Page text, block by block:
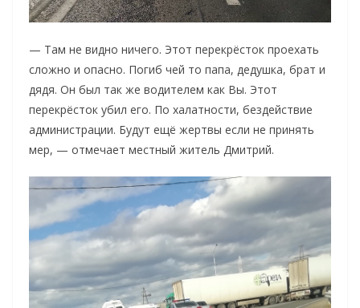
— Там не видно ничего. Этот перекрёсток проехать
сложно и опасно. Погиб чей то папа, дедушка, брат и
дядя. Он был так же водителем как Вы. Этот
перекрёсток убил его. По халатности, бездействие
администрации. Будут ещё жертвы если не принять
мер, — отмечает местный житель Дмитрий.